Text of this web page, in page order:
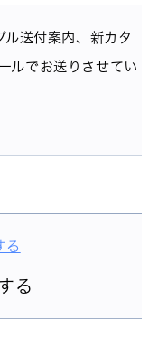
送付案内、新カタ
ルでお送りさせてい
る
る